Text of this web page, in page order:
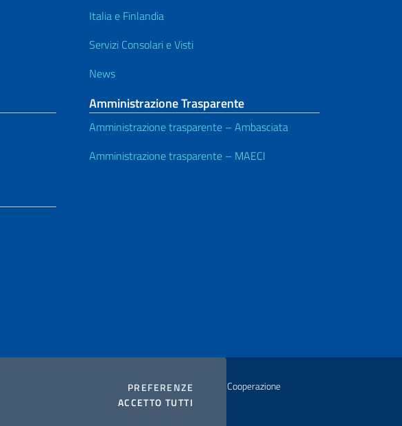
PREFERENZE COOKIES
ACCETTO TUTTI
Italia e Finlandia
Servizi Consolari e Visti
News
Amministrazione Trasparente
Amministrazione trasparente – Ambasciata
Amministrazione trasparente – MAECI
2026 Copyright Ministero degli Affari Esteri e della Cooperazione